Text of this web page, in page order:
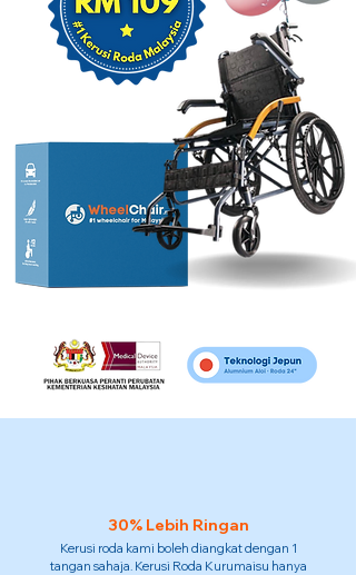
30% Lebih Ringan
Kerusi roda kami boleh diangkat dengan 1
tangan sahaja. Kerusi Roda Kurumaisu hanya